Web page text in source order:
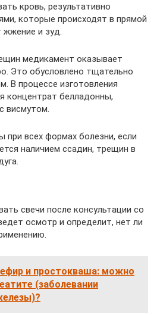
кровь, результативно
которые происходят в прямой
жжение и зуд.
медикамент оказывает
Это обусловлено тщательно
В процессе изготовления
концентрат белладонны,
висмутом.
при всех формах болезни, если
наличием ссадин, трещин в
свечи после консультации со
осмотр и определит, нет ли
и простокваша: можно
(заболевании